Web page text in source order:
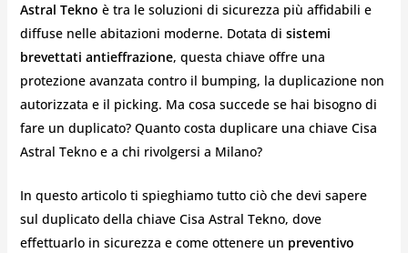
Astral Tekno è tra le soluzioni di sicurezza più affidabili e
diffuse nelle abitazioni moderne. Dotata di sistemi
brevettati antieffrazione, questa chiave offre una
protezione avanzata contro il bumping, la duplicazione non
autorizzata e il picking. Ma cosa succede se hai bisogno di
fare un duplicato? Quanto costa duplicare una chiave Cisa
Astral Tekno e a chi rivolgersi a Milano?
In questo articolo ti spieghiamo tutto ciò che devi sapere
sul duplicato della chiave Cisa Astral Tekno, dove
effettuarlo in sicurezza e come ottenere un preventivo